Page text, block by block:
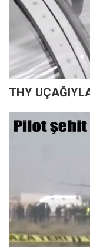
THY